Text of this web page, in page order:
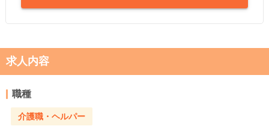
求人内容
職種
介護職・ヘルパー